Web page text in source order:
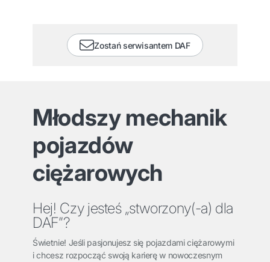
Zostań serwisantem DAF
Młodszy mechanik
pojazdów
ciężarowych
Hej! Czy jesteś „stworzony(-a) dla
DAF”?
Świetnie! Jeśli pasjonujesz się pojazdami ciężarowymi
i chcesz rozpocząć swoją karierę w nowoczesnym